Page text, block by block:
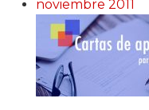
noviembre 2011